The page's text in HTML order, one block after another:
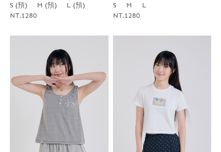
S (預)
M (預)
L (預)
NT.1280
S
M
L
NT.1280